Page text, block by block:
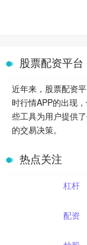
股票配资平台
近年来，股票配资
时行情APP的出现
些工具为用户提供
的交易决策。
热点关注
杠杆
配资